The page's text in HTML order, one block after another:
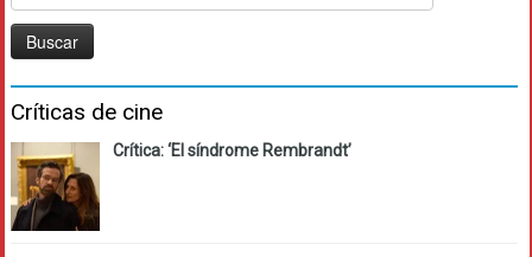
Críticas de cine
Crítica: ‘El síndrome Rembrandt’